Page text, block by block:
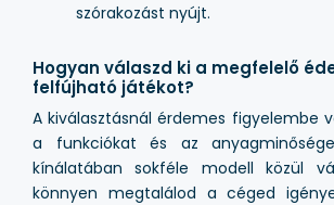
szórakozást nyújt.
Hogyan válaszd ki a megfelelő
felfújható játékot?
A kiválasztásnál érdemes figyelembe
a funkciókat és az
kínálatában sokféle modell közül
könnyen megtalálod a céged